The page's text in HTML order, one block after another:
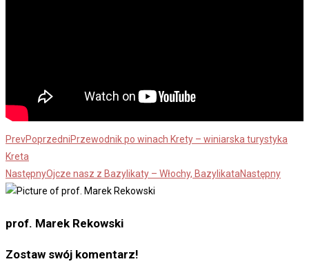
PrevPoprzedniPrzewodnik po winach Krety – winiarska turystyka
Kreta
NastępnyOjcze nasz z Bazylikaty – Włochy, BazylikataNastępny
prof. Marek Rekowski
Zostaw swój komentarz!